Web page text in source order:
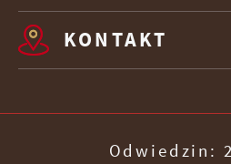
KONTAKT
Odwiedzin: